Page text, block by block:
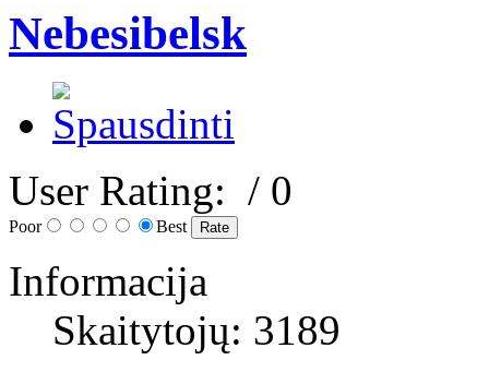
Nebesibelsk
User Rating: / 0
Poor Best
Informacija
Skaitytojų: 3189